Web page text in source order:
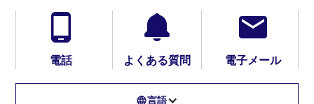
電話 よくある質問 電子メール
言語